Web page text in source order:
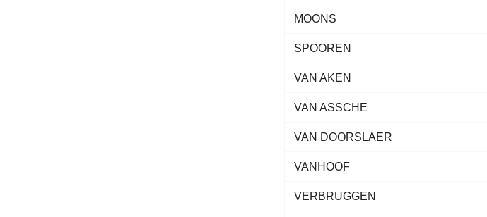
MOONS
SPOOREN
VAN AKEN
VAN ASSCHE
VAN DOORSLAER
VANHOOF
VERBRUGGEN